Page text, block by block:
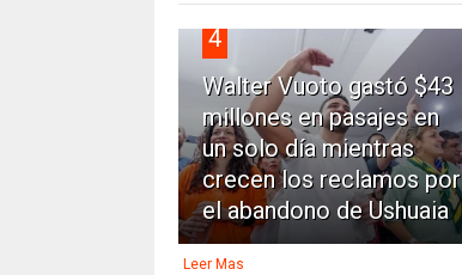
4
Walter Vuoto gastó $43
millones en pasajes en
un solo día mientras
crecen los reclamos por
el abandono de Ushuaia
Leer Mas